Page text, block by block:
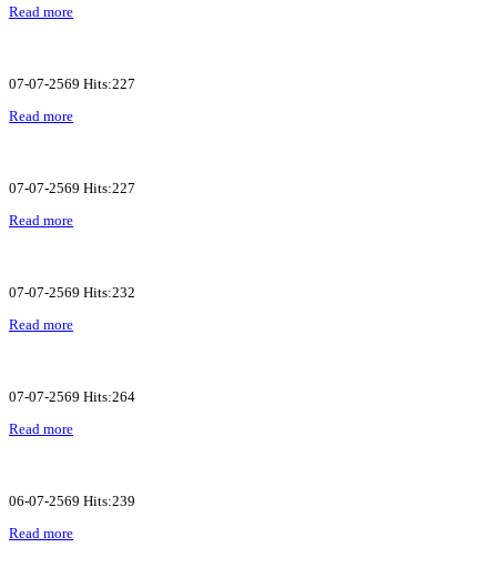
Read more
07-07-2569 Hits:227
Read more
07-07-2569 Hits:227
Read more
07-07-2569 Hits:232
Read more
07-07-2569 Hits:264
Read more
06-07-2569 Hits:239
Read more